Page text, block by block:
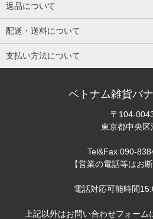
返品について
配送・送料について
支払い方法について
ベトナム雑貨バ
〒104-
東京都中央区
Tel&Fax 090-
【営業の電話等はお
電話対応可能時間
上記以外はお問い合わせフォーム